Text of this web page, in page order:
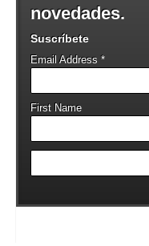
novedades.
Suscríbete
Email Address *
First Name